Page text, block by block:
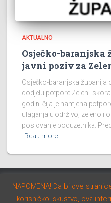
AKTUALNO
Osječko-baranjska
javni poziv za
Osječko-baranjska županija
dodjelu potpore Zeleni
godini čija je namjena
ulaganja u održivo, zeleno i
poslovanje poduzetnika.
Read more
AKTUALNO NATJEČAJI
NAPOMENA! Da bi ove
korisničko iskustvo, ova